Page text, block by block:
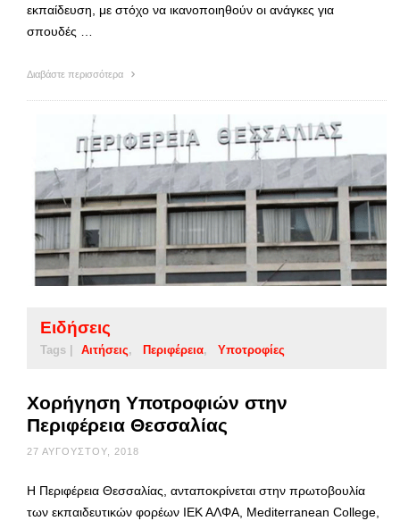
εκπαίδευση, με στόχο να ικανοποιηθούν οι ανάγκες για
σπουδές …
Διαβάστε περισσότερα
Ειδήσεις
Tags | Αιτήσεις Περιφέρεια Υποτροφίες
Χορήγηση Υποτροφιών στην
Περιφέρεια Θεσσαλίας
27 ΑΥΓΟΎΣΤΟΥ, 2018
Η Περιφέρεια Θεσσαλίας, ανταποκρίνεται στην πρωτοβουλία
των εκπαιδευτικών φορέων ΙΕΚ ΑΛΦΑ, Mediterranean College,